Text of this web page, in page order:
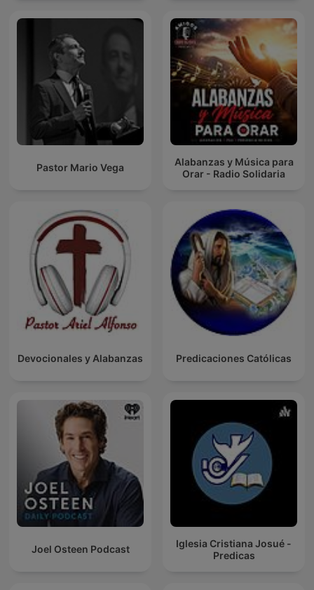
Pastor Mario Vega
Alabanzas y Música para
Orar - Radio Solidaria
Devocionales y Alabanzas Predicaciones Católicas
Joel Osteen Podcast
Iglesia Cristiana Josué -
Predicas